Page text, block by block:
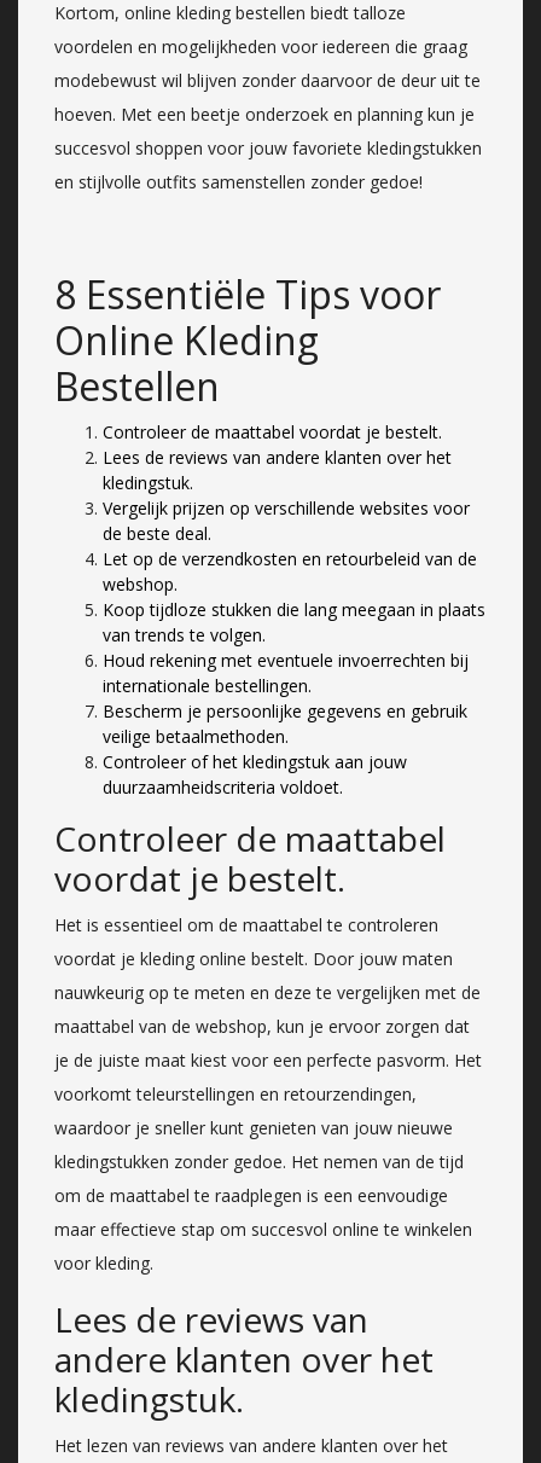
Kortom, online kleding bestellen biedt talloze
voordelen en mogelijkheden voor iedereen die graag
modebewust wil blijven zonder daarvoor de deur uit te
hoeven. Met een beetje onderzoek en planning kun je
succesvol shoppen voor jouw favoriete kledingstukken
en stijlvolle outfits samenstellen zonder gedoe!
8 Essentiële Tips voor
Online Kleding
Bestellen
Controleer de maattabel voordat je bestelt.
Lees de reviews van andere klanten over het
kledingstuk.
Vergelijk prijzen op verschillende websites voor
de beste deal.
Let op de verzendkosten en retourbeleid van de
webshop.
Koop tijdloze stukken die lang meegaan in plaats
van trends te volgen.
Houd rekening met eventuele invoerrechten bij
internationale bestellingen.
Bescherm je persoonlijke gegevens en gebruik
veilige betaalmethoden.
Controleer of het kledingstuk aan jouw
duurzaamheidscriteria voldoet.
Controleer de maattabel
voordat je bestelt.
Het is essentieel om de maattabel te controleren
voordat je kleding online bestelt. Door jouw maten
nauwkeurig op te meten en deze te vergelijken met de
maattabel van de webshop, kun je ervoor zorgen dat
je de juiste maat kiest voor een perfecte pasvorm. Het
voorkomt teleurstellingen en retourzendingen,
waardoor je sneller kunt genieten van jouw nieuwe
kledingstukken zonder gedoe. Het nemen van de tijd
om de maattabel te raadplegen is een eenvoudige
maar effectieve stap om succesvol online te winkelen
voor kleding.
Lees de reviews van
andere klanten over het
kledingstuk.
Het lezen van reviews van andere klanten over het